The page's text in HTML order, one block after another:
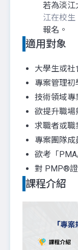
若為淡
江在校生
報名。
適用對象
大學生或社
專案管理
技術領域專
欲提升職場
求職者或職
專案團隊成
欲考「
對 PMP®
課程介紹